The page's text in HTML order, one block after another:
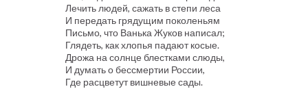
Лечить людей, сажать в степи леса
И передать грядущим поколеньям
Письмо, что Ванька Жуков написал;
Глядеть, как хлопья падают косые.
Дрожа на солнце блестками слюды,
И думать о бессмертии России,
Где расцветут вишневые сады.